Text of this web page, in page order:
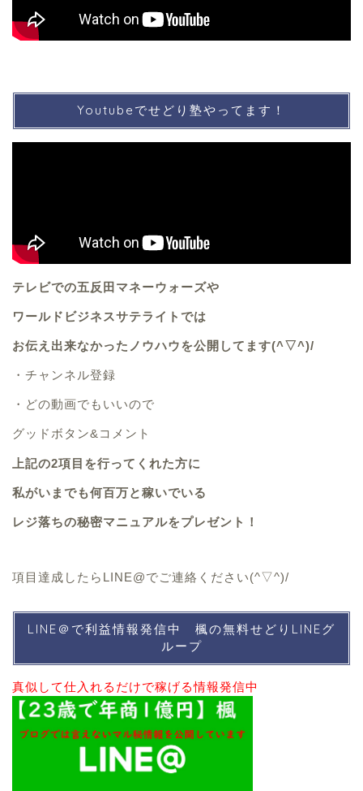
Youtubeでせどり塾やってます！
テレビでの五反田マネーウォーズや
ワールドビジネスサテライトでは
お伝え出来なかったノウハウを公開してます(^▽^)/
・ チャンネル登録
・ どの動画でもいいので
グッドボタン&コメント
上記の2項目を行ってくれた方に
私がいまでも何百万と稼いでいる
レジ落ちの秘密マニュアルをプレゼント！
項目達成したらLINE@でご連絡ください(^▽^)/
LINE＠で利益情報発信中 楓の無料せどりLINEグ
ループ
真似して仕入れるだけで稼げる情報発信中